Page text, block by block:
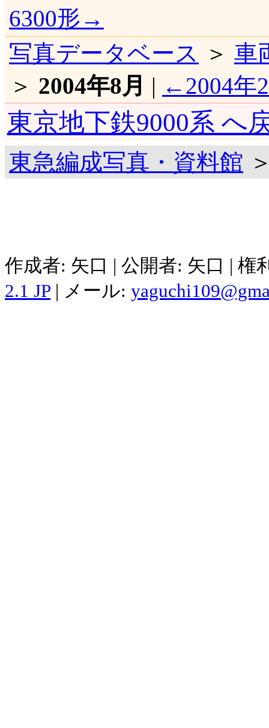
6300形→
写真データベース
＞ 車
＞ 2004年8月 | ←2004年
東京地下鉄9000系 へ
東急編成写真・資料館
作成者: 矢口 | 公開者: 矢口 |
2.1 JP | メール: